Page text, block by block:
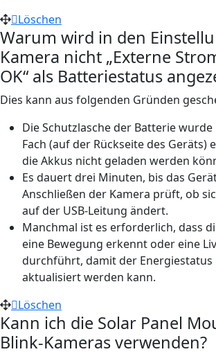
Löschen
Warum wird in den
Kamera nicht „Externe
OK“ als Batteriestatus
Dies kann aus folgenden Gründen
Die Schutzlasche der Batterie
Fach (auf der Rückseite des Geräts)
die Akkus nicht geladen werden
Es dauert drei Minuten, bis das
Anschließen der Kamera prüft, ob
auf der USB-Leitung ändert.
Manchmal ist es erforderlich, dass
eine Bewegung erkennt oder eine
durchführt, damit der Energiestatus
aktualisiert werden kann.
Löschen
Kann ich die Solar Panel
Blink-Kameras verwenden?